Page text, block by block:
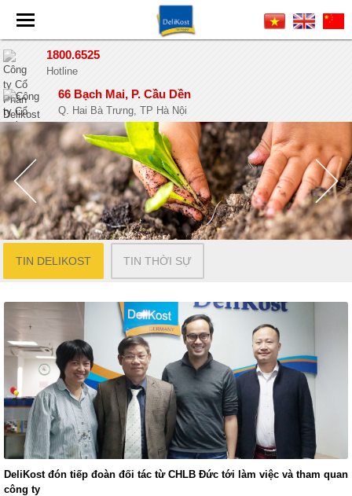
1800.6525
Hotline
66 Bạch Mai, P. Cầu Dền
Q. Hai Bà Trưng, TP Hà Nội
TIN DELIKOST TIN THỜI SỰ
DeliKost đón tiếp đoàn đối tác từ CHLB Đức tới làm việc và tham quan
công ty